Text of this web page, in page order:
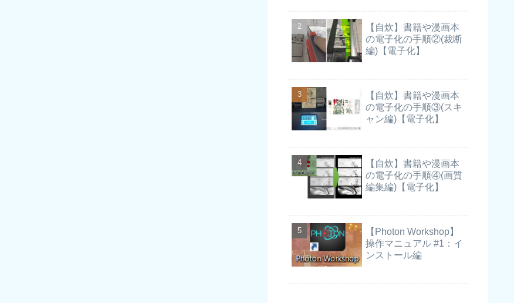
【自炊】書籍や漫画本
の電子化の手順②(裁断
編)【電子化】
【自炊】書籍や漫画本
の電子化の手順③(スキ
ャン編)【電子化】
【自炊】書籍や漫画本
の電子化の手順④(画質
編集編)【電子化】
【Photon Workshop】
操作マニュアル #1：イ
ンストール編